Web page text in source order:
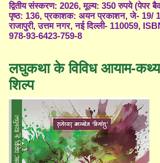
द्वितीय संस्करण: 2026, मूल्य: 350 रुपये (पेपर
पृष्ठ: 136, प्रकाशक: अयन प्रकाशन, जे- 19/
राजापुरी, उत्तम नगर, नई दिल्ली- 110059,
978-93-6423-759-8
लघुकथा के विविध आयाम-
शिल्प